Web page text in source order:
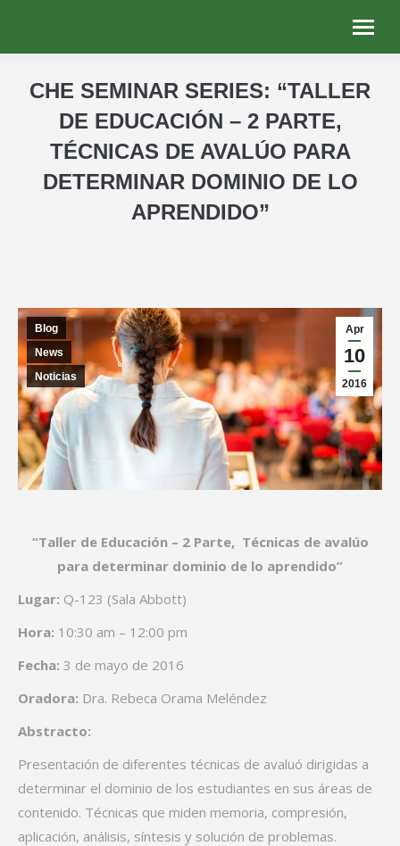
CHE SEMINAR SERIES: “TALLER
DE EDUCACIÓN – 2 PARTE,
TÉCNICAS DE AVALÚO PARA
DETERMINAR DOMINIO DE LO
APRENDIDO”
Apr
10
2016
Blog
News
Noticias
“Taller de Educación – 2 Parte, Técnicas de avalúo
para determinar dominio de lo aprendido”
Lugar: Q-123 (Sala Abbott)
Hora: 10:30 am – 12:00 pm
Fecha: 3 de mayo de 2016
Oradora: Dra. Rebeca Orama Meléndez
Abstracto:
Presentación de diferentes técnicas de avaluó dirigidas a
determinar el dominio de los estudiantes en sus áreas de
contenido. Técnicas que miden memoria, compresión,
aplicación, análisis, síntesis y solución de problemas.